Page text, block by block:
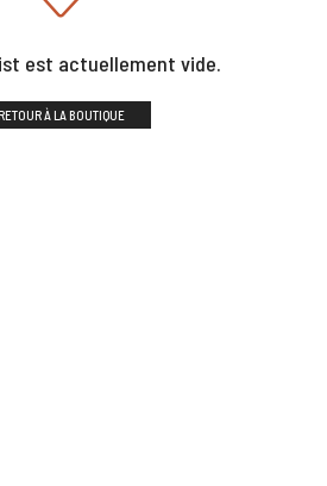
est actuellement vide.
À LA BOUTIQUE